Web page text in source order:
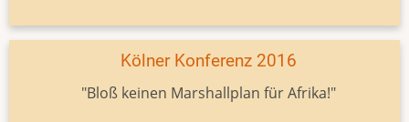
Kölner Konferenz 2016
"Bloß keinen Marshallplan für Afrika!"